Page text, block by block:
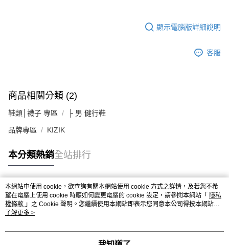
顯示電腦版詳細說明
客服
商品相關分類 (2)
鞋類│襪子 專區 ├ 男 健行鞋
品牌專區 KIZIK
本分類熱銷全站排行
熱門標籤
本網站中使用 cookie，欲查詢有關本網站使用 cookie 方式之詳情，及若您不希
望在電腦上使用 cookie 時應如何變更電腦的 cookie 設定，請參閱本網站「 隱私
權條款 」之 Cookie 聲明。您繼續使用本網站即表示您同意本公司得按本網站使
用條款之 Cookie 聲明使用 cookie。
了解更多 >